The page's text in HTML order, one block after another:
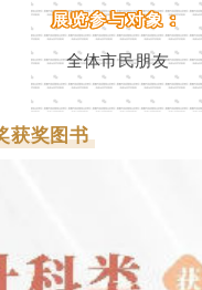
展览参与对象：
全体市民朋友
获奖图书